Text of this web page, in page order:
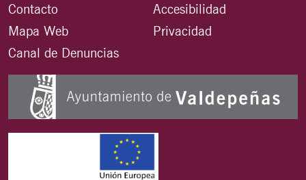
Contacto
Mapa Web
Canal de Denuncias
Accesibilidad
Privacidad